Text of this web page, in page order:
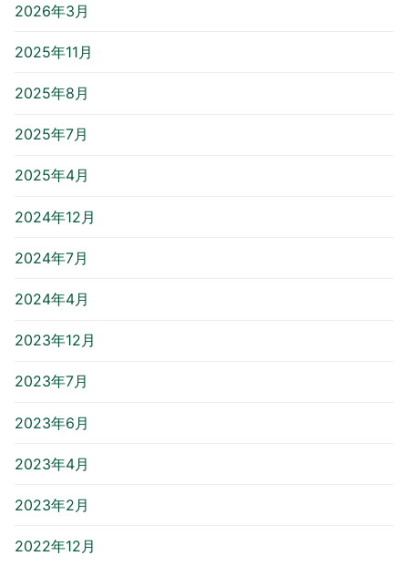
2026年3月
2025年11月
2025年8月
2025年7月
2025年4月
2024年12月
2024年7月
2024年4月
2023年12月
2023年7月
2023年6月
2023年4月
2023年2月
2022年12月